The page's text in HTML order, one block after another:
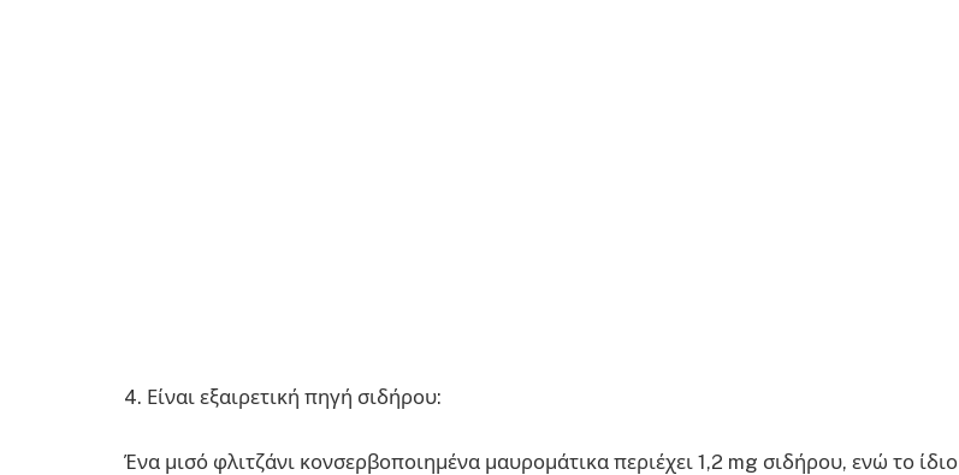
4. Είναι εξαιρετική πηγή σιδήρου:
Ένα μισό φλιτζάνι κονσερβοποιημένα μαυρομάτικα περιέχει 1,2 mg σιδήρου, ενώ το ίδιο